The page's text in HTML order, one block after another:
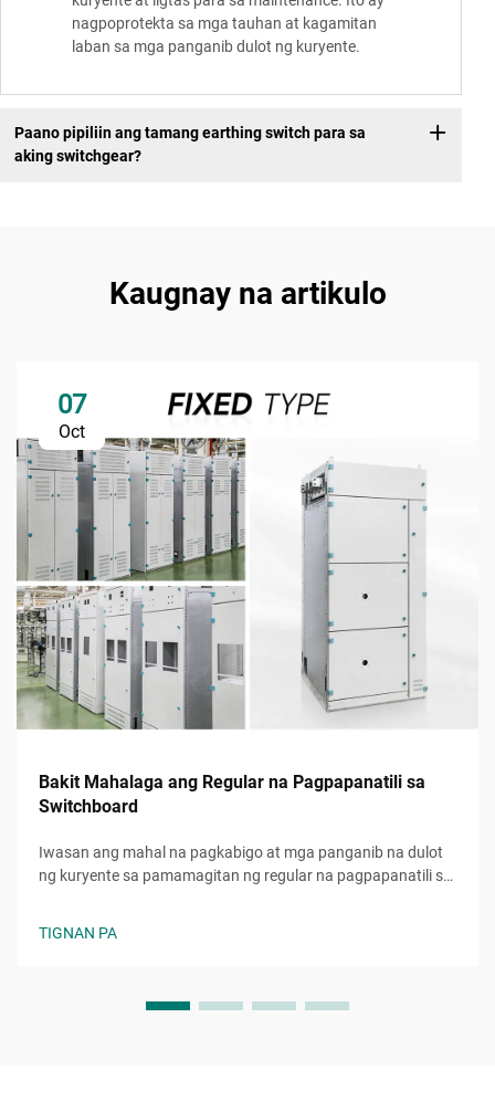
nagpoprotekta sa mga tauhan at kagamitan
laban sa mga panganib dulot ng kuryente.
Paano pipiliin ang tamang earthing switch para sa
aking switchgear?
Kaugnay na artikulo
07
Oct
Bakit Mahalaga ang Regular na Pagpapanatili sa
Switchboard
Iwasan ang mahal na pagkabigo at mga panganib na dulot
ng kuryente sa pamamagitan ng regular na pagpapanatili sa
TIGNAN PA